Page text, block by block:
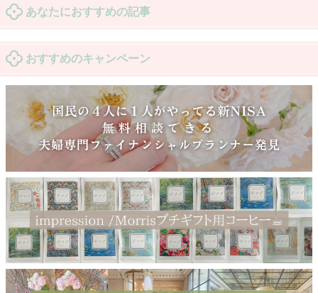
あなたにおすすめの記事
おすすめのキャンペーン